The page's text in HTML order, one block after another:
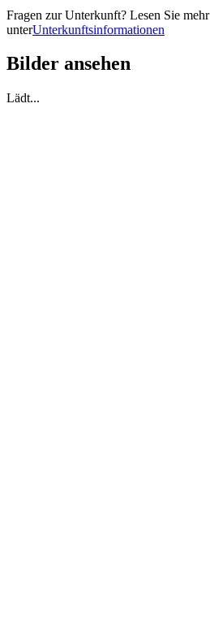
Fragen zur Unterkunft? Lesen Sie mehr
unterUnterkunftsinformationen
Bilder ansehen
Lädt...